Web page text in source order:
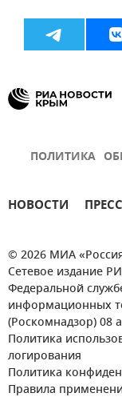
ПОЛИТИКА
НОВОСТИ
© 2026 МИА
Сетевое издание
Федеральной
информационных
(Роскомнадзор) 08
Политика
логирования
Политика
Правила